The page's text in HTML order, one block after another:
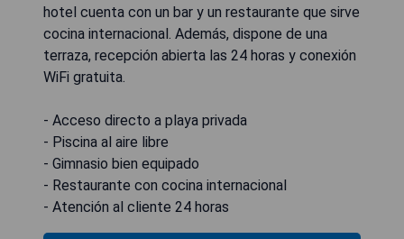
hotel cuenta con un bar y un restaurante que sirve
cocina internacional. Además, dispone de una
terraza, recepción abierta las 24 horas y conexión
WiFi gratuita.
- Acceso directo a playa privada
- Piscina al aire libre
- Gimnasio bien equipado
- Restaurante con cocina internacional
- Atención al cliente 24 horas